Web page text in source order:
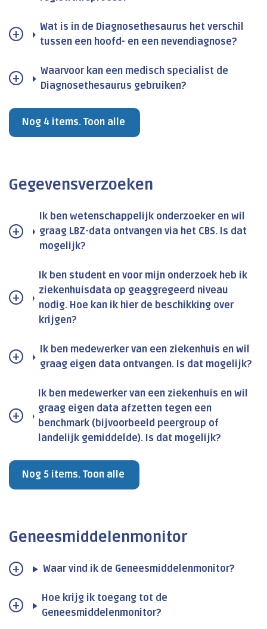
Wat is in de Diagnosethesaurus het verschil
tussen een hoofd- en een nevendiagnose?
Waarvoor kan een medisch specialist de
Diagnosethesaurus gebruiken?
Nog 4 items. Toon alle
Gegevensverzoeken
Ik ben wetenschappelijk onderzoeker en wil
graag LBZ-data ontvangen via het CBS. Is dat
mogelijk?
Ik ben student en voor mijn onderzoek heb ik
ziekenhuisdata op geaggregeerd niveau
nodig. Hoe kan ik hier de beschikking over
krijgen?
Ik ben medewerker van een ziekenhuis en wil
graag eigen data ontvangen. Is dat mogelijk?
Ik ben medewerker van een ziekenhuis en wil
graag eigen data afzetten tegen een
benchmark (bijvoorbeeld peergroup of
landelijk gemiddelde). Is dat mogelijk?
Nog 5 items. Toon alle
Geneesmiddelenmonitor
Waar vind ik de Geneesmiddelenmonitor?
Hoe krijg ik toegang tot de
Geneesmiddelenmonitor?